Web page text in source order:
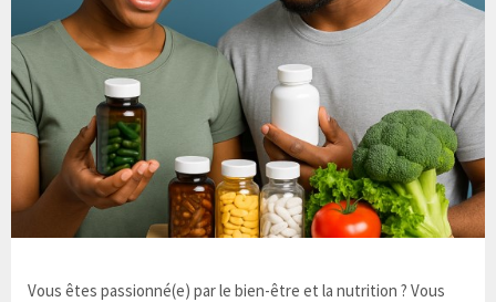
Vous êtes passionné(e) par le bien-être et la nutrition ? Vous